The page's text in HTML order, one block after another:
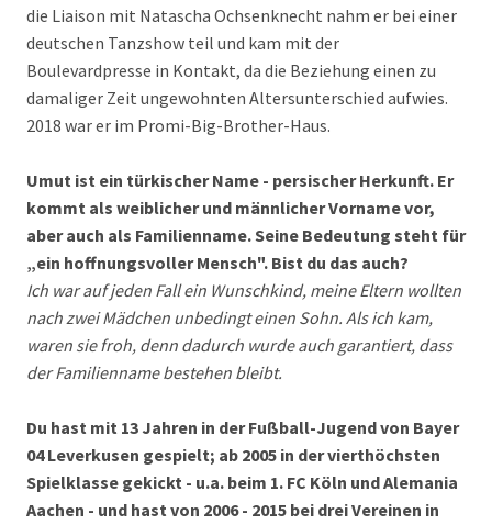
die Liaison mit Natascha Ochsenknecht nahm er bei einer
deutschen Tanzshow teil und kam mit der
Boulevardpresse in Kontakt, da die Beziehung einen zu
damaliger Zeit ungewohnten Altersunterschied aufwies.
2018 war er im Promi-Big-Brother-Haus.
Umut ist ein türkischer Name - persischer Herkunft. Er
kommt als weiblicher und männlicher Vorname vor,
aber auch als Familienname. Seine Bedeutung steht für
„ein hoffnungsvoller Mensch". Bist du das auch?
Ich war auf jeden Fall ein Wunschkind, meine Eltern wollten
nach zwei Mädchen unbedingt einen Sohn. Als ich kam,
waren sie froh, denn dadurch wurde auch garantiert, dass
der Familienname bestehen bleibt.
Du hast mit 13 Jahren in der Fußball-Jugend von Bayer
04 Leverkusen gespielt; ab 2005 in der vierthöchsten
Spielklasse gekickt - u.a. beim 1. FC Köln und Alemania
Aachen - und hast von 2006 - 2015 bei drei Vereinen in